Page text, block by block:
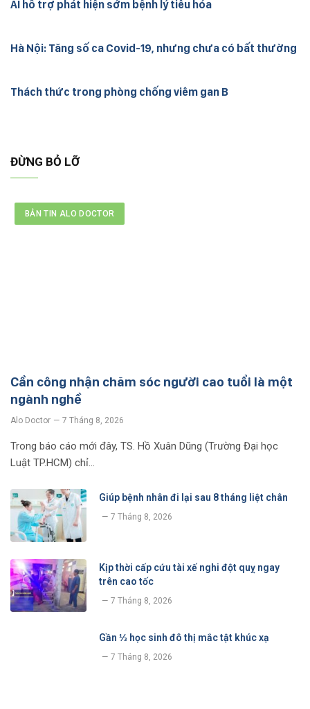
AI hỗ trợ phát hiện sớm bệnh lý tiêu hóa
Hà Nội: Tăng số ca Covid-19, nhưng chưa có bất thường
Thách thức trong phòng chống viêm gan B
ĐỪNG BỎ LỠ
BẢN TIN ALO DOCTOR
Cần công nhận chăm sóc người cao tuổi là một
ngành nghề
Alo Doctor 7 Tháng 8, 2026
Trong báo cáo mới đây, TS. Hồ Xuân Dũng (Trường Đại học
Luật TP.HCM) chỉ…
Giúp bệnh nhân đi lại sau 8 tháng liệt chân
7 Tháng 8, 2026
Kịp thời cấp cứu tài xế nghi đột quỵ ngay
trên cao tốc
7 Tháng 8, 2026
Gần ⅓ học sinh đô thị mắc tật khúc xạ
7 Tháng 8, 2026